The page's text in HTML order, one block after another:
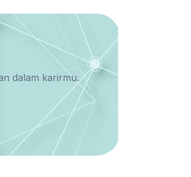
dalam karirmu.